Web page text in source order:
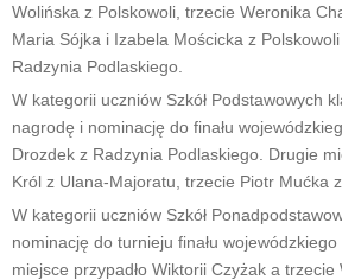
Wolińska z Polskowoli, trzecie Weronika
Maria Sójka i Izabela Mościcka z
Radzynia Podlaskiego.
W kategorii uczniów Szkół Podstawowych
nagrodę i nominację do finału
Drozdek z Radzynia Podlaskiego. Drugie
Król z Ulana-Majoratu, trzecie Piotr Mućka
W kategorii uczniów Szkół
nominację do turnieju finału
miejsce przypadło Wiktorii Czyżak a